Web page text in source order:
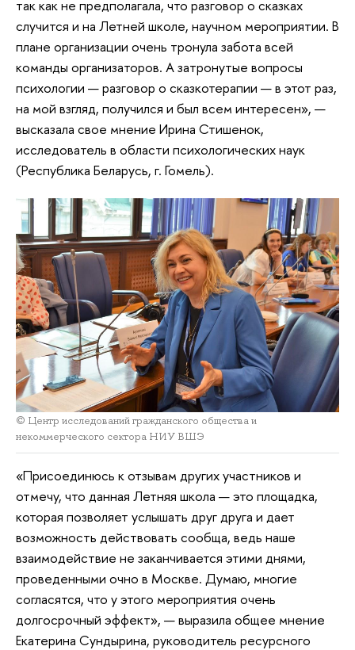
так как не предполагала, что разговор о сказках
случится и на Летней школе, научном мероприятии. В
плане организации очень тронула забота всей
команды организаторов. А затронутые вопросы
психологии — разговор о сказкотерапии — в этот раз,
на мой взгляд, получился и был всем интересен», —
высказала свое мнение Ирина Стишенок,
исследователь в области психологических наук
(Республика Беларусь, г. Гомель).
© Центр исследований гражданского общества и
некоммерческого сектора НИУ ВШЭ
«Присоединюсь к отзывам других участников и
отмечу, что данная Летняя школа — это площадка,
которая позволяет услышать друг друга и дает
возможность действовать сообща, ведь наше
взаимодействие не заканчивается этими днями,
проведенными очно в Москве. Думаю, многие
согласятся, что у этого мероприятия очень
долгосрочный эффект», — выразила общее мнение
Екатерина Сундырина, руководитель ресурсного